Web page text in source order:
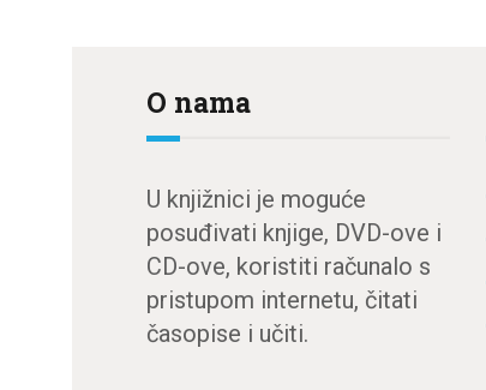
O nama
U knjižnici je moguće
posuđivati knjige, DVD-ove i
CD-ove, koristiti računalo s
pristupom internetu, čitati
časopise i učiti.